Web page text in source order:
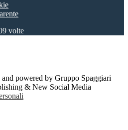
volte
powered by Gruppo Spaggiari
& New Social Media